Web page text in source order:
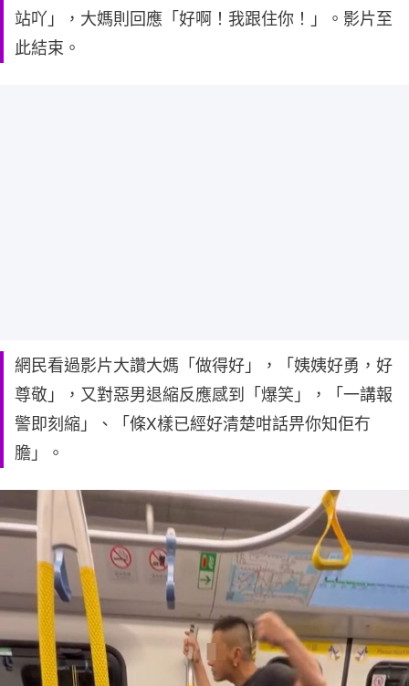
站吖」，大媽則回應「好啊！我跟住你！」。影片至
此結束。
網民看過影片大讚大媽「做得好」，「姨姨好勇，好
尊敬」，又對惡男退縮反應感到「爆笑」，「一講報
警即刻縮」、「條X樣已經好清楚咁話畀你知佢冇
膽」。